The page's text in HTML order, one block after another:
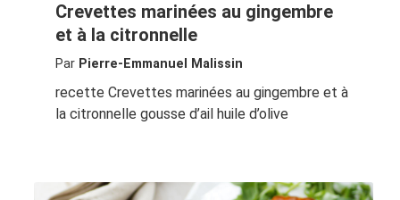
Crevettes marinées au gingembre
et à la citronnelle
Par Pierre-Emmanuel Malissin
recette Crevettes marinées au gingembre et à
la citronnelle gousse d’ail huile d’olive